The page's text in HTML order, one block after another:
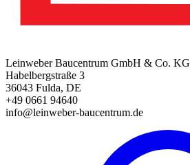
Leinweber Baucentrum GmbH & Co. KG
Habelbergstraße 3
36043 Fulda, DE
+49 0661 94640
info@leinweber-baucentrum.de